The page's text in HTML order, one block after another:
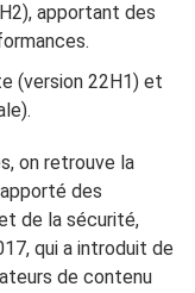
apportant des
(version 22H1) et
on retrouve la
des
de la sécurité,
qui a introduit de
de contenu